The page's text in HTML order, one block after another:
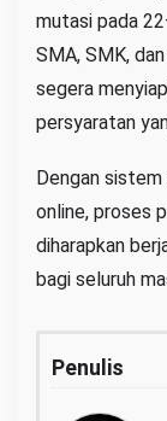
mutasi pada
SMA, SMK,
segera
persyaratan
Dengan sistem
online, proses
diharapkan
bagi seluruh
Penulis